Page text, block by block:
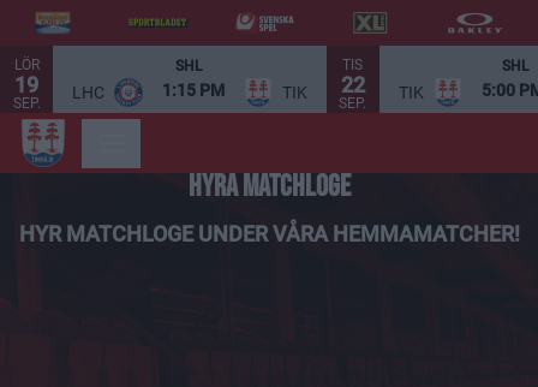
LÖR
19
SEP.
SHL
LHC 1:15 PM TIK
TIS
22
SEP.
SHL
TIK 5:00
HYRA MATCHLOGE
HYR MATCHLOGE UNDER VÅRA HEMMAMATCHER!